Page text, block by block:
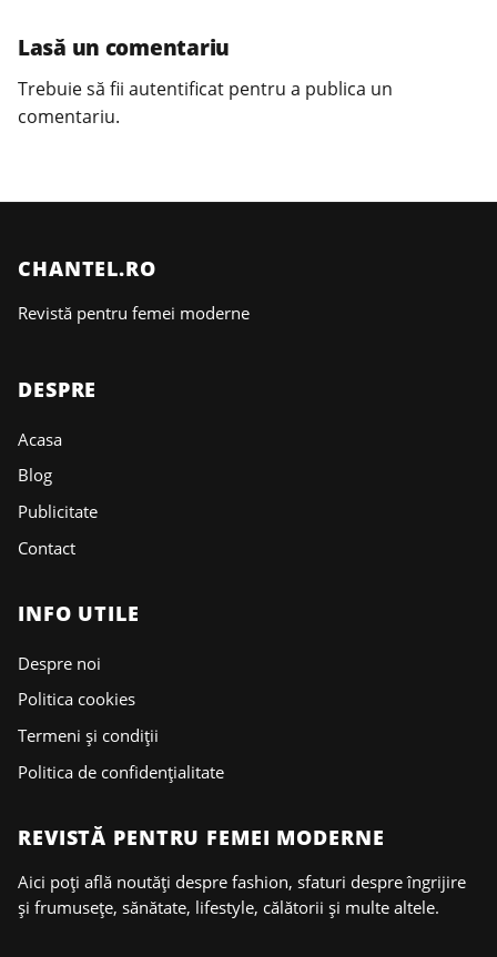
Lasă un comentariu
Trebuie să fii autentificat pentru a publica un
comentariu.
CHANTEL.RO
Revistă pentru femei moderne
DESPRE
Acasa
Blog
Publicitate
Contact
INFO UTILE
Despre noi
Politica cookies
Termeni și condiții
Politica de confidențialitate
REVISTĂ PENTRU FEMEI MODERNE
Aici poți află noutăți despre fashion, sfaturi despre îngrijire
și frumusețe, sănătate, lifestyle, călătorii și multe altele.